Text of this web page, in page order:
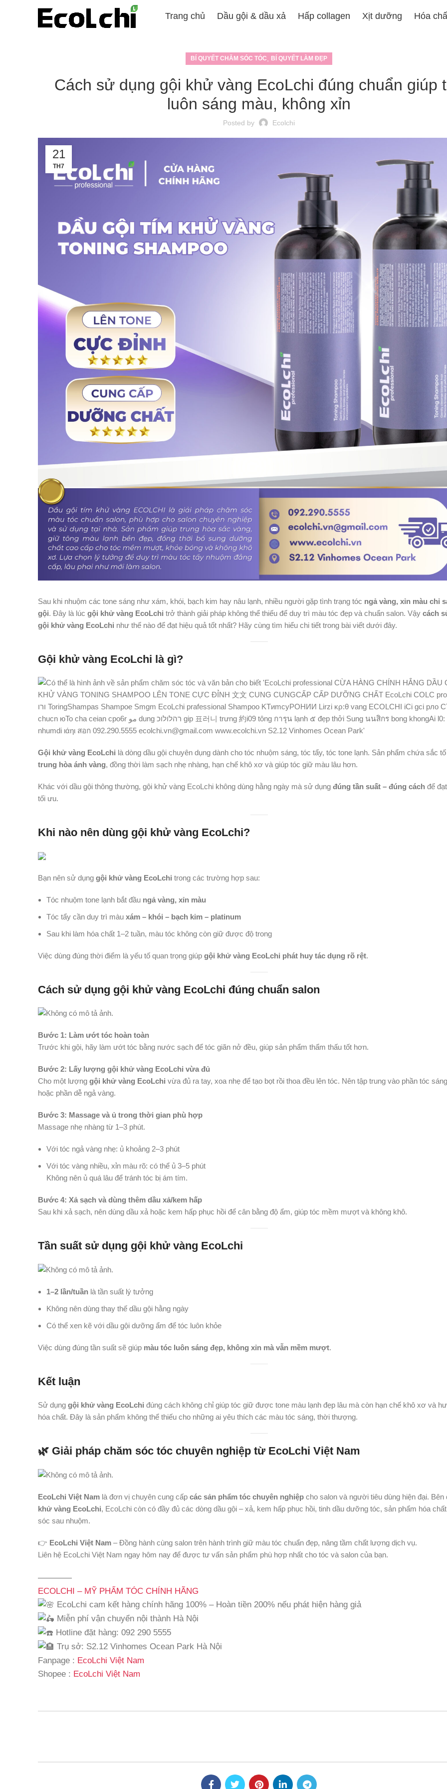
Trang chủ Dầu gội & dầu xả Hấp collagen Xịt dưỡng Hóa
BÍ QUYẾT CHĂM SÓC TÓC BÍ QUYẾT LÀM ĐẸP
Cách sử dụng gội khử vàng EcoLchi đúng chuẩn giúp
luôn sáng màu, không xỉn
Posted by Ecolchi
21
TH7
Sau khi nhuộm các tone sáng như xám, khói, bạch kim hay nâu lạnh, nhiều người gặp tình trạng tóc ngả vàng, xỉn màu chỉ
gội. Đây là lúc gội khử vàng EcoLchi trở thành giải pháp không thể thiếu để duy trì màu tóc đẹp và chuẩn salon. Vậy cách
gội khử vàng EcoLchi như thế nào để đạt hiệu quả tốt nhất? Hãy cùng tìm hiểu chi tiết trong bài viết dưới đây.
Gội khử vàng EcoLchi là gì?
Gội khử vàng EcoLchi là dòng dầu gội chuyên dụng dành cho tóc nhuộm sáng, tóc tẩy, tóc tone lạnh. Sản phẩm chứa sắc
trung hòa ánh vàng, đồng thời làm sạch nhẹ nhàng, hạn chế khô xơ và giúp tóc giữ màu lâu hơn.
Khác với dầu gội thông thường, gội khử vàng EcoLchi không dùng hằng ngày mà sử dụng đúng tần suất – đúng cách để
tối ưu.
Khi nào nên dùng gội khử vàng EcoLchi?
Bạn nên sử dụng gội khử vàng EcoLchi trong các trường hợp sau:
Tóc nhuộm tone lạnh bắt đầu ngả vàng, xỉn màu
Tóc tẩy cần duy trì màu xám – khói – bạch kim – platinum
Sau khi làm hóa chất 1–2 tuần, màu tóc không còn giữ được độ trong
Việc dùng đúng thời điểm là yếu tố quan trọng giúp gội khử vàng EcoLchi phát huy tác dụng rõ rệt.
Cách sử dụng gội khử vàng EcoLchi đúng chuẩn salon
Bước 1: Làm ướt tóc hoàn toàn
Trước khi gội, hãy làm ướt tóc bằng nước sạch để tóc giãn nở đều, giúp sản phẩm thẩm thấu tốt hơn.
Bước 2: Lấy lượng gội khử vàng EcoLchi vừa đủ
Cho một lượng gội khử vàng EcoLchi vừa đủ ra tay, xoa nhẹ để tạo bọt rồi thoa đều lên tóc. Nên tập trung vào phần tóc
hoặc phần dễ ngả vàng.
Bước 3: Massage và ủ trong thời gian phù hợp
Massage nhẹ nhàng từ 1–3 phút.
Với tóc ngả vàng nhẹ: ủ khoảng 2–3 phút
Với tóc vàng nhiều, xỉn màu rõ: có thể ủ 3–5 phút
Không nên ủ quá lâu để tránh tóc bị ám tím.
Bước 4: Xả sạch và dùng thêm dầu xả/kem hấp
Sau khi xả sạch, nên dùng dầu xả hoặc kem hấp phục hồi để cân bằng độ ẩm, giúp tóc mềm mượt và không khô.
Tần suất sử dụng gội khử vàng EcoLchi
1–2 lần/tuần là tần suất lý tưởng
Không nên dùng thay thế dầu gội hằng ngày
Có thể xen kẽ với dầu gội dưỡng ẩm để tóc luôn khỏe
Việc dùng đúng tần suất sẽ giúp màu tóc luôn sáng đẹp, không xỉn mà vẫn mềm mượt.
Kết luận
Sử dụng gội khử vàng EcoLchi đúng cách không chỉ giúp tóc giữ được tone màu lạnh đẹp lâu mà còn hạn chế khô xơ và
hóa chất. Đây là sản phẩm không thể thiếu cho những ai yêu thích các màu tóc sáng, thời thượng.
🌿 Giải pháp chăm sóc tóc chuyên nghiệp từ EcoLchi Việt Nam
EcoLchi Việt Nam là đơn vị chuyên cung cấp các sản phẩm tóc chuyên nghiệp cho salon và người tiêu dùng hiện đại. Bên
khử vàng EcoLchi, EcoLchi còn có đầy đủ các dòng dầu gội – xả, kem hấp phục hồi, tinh dầu dưỡng tóc, sản phẩm hóa
sóc sau nhuộm.
👉 EcoLchi Việt Nam – Đồng hành cùng salon trên hành trình giữ màu tóc chuẩn đẹp, nâng tầm chất lượng dịch vụ.
Liên hệ EcoLchi Việt Nam ngay hôm nay để được tư vấn sản phẩm phù hợp nhất cho tóc và salon của bạn.
————
ECOLCHI – MỸ PHẨM TÓC CHÍNH HÃNG
EcoLchi cam kết hàng chính hãng 100% – Hoàn tiền 200% nếu phát hiện hàng giả
Miễn phí vận chuyển nội thành Hà Nội
Hotline đặt hàng: 092 290 5555
Trụ sở: S2.12 Vinhomes Ocean Park Hà Nội
Fanpage : EcoLchi Việt Nam
Shopee : EcoLchi Việt Nam